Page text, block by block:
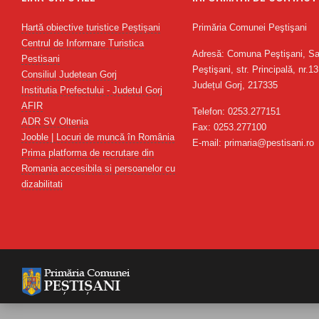
Hartă obiective turistice Peștișani
Centrul de Informare Turistica
Pestisani
Consiliul Judetean Gorj
Institutia Prefectului - Judetul Gorj
AFIR
ADR SV Oltenia
Jooble | Locuri de muncă în România
Prima platforma de recrutare din
Romania accesibila si persoanelor cu
dizabilitati
Primăria Comunei Peştişani
Adresă: Comuna Peştişani,
Peştişani, str. Principală,
Județul Gorj, 217335
Telefon: 0253.277151
Fax: 0253.277100
E-mail: primaria@pestisani.ro